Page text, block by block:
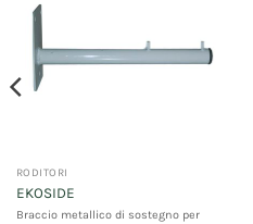
RODITORI
EKOSIDE
Braccio metallico di sostegno per